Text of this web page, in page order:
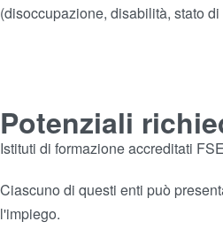
(disoccupazione, disabilità, stato
Potenziali
Istituti di formazione accreditati
Ciascuno di questi enti può
l'impiego.